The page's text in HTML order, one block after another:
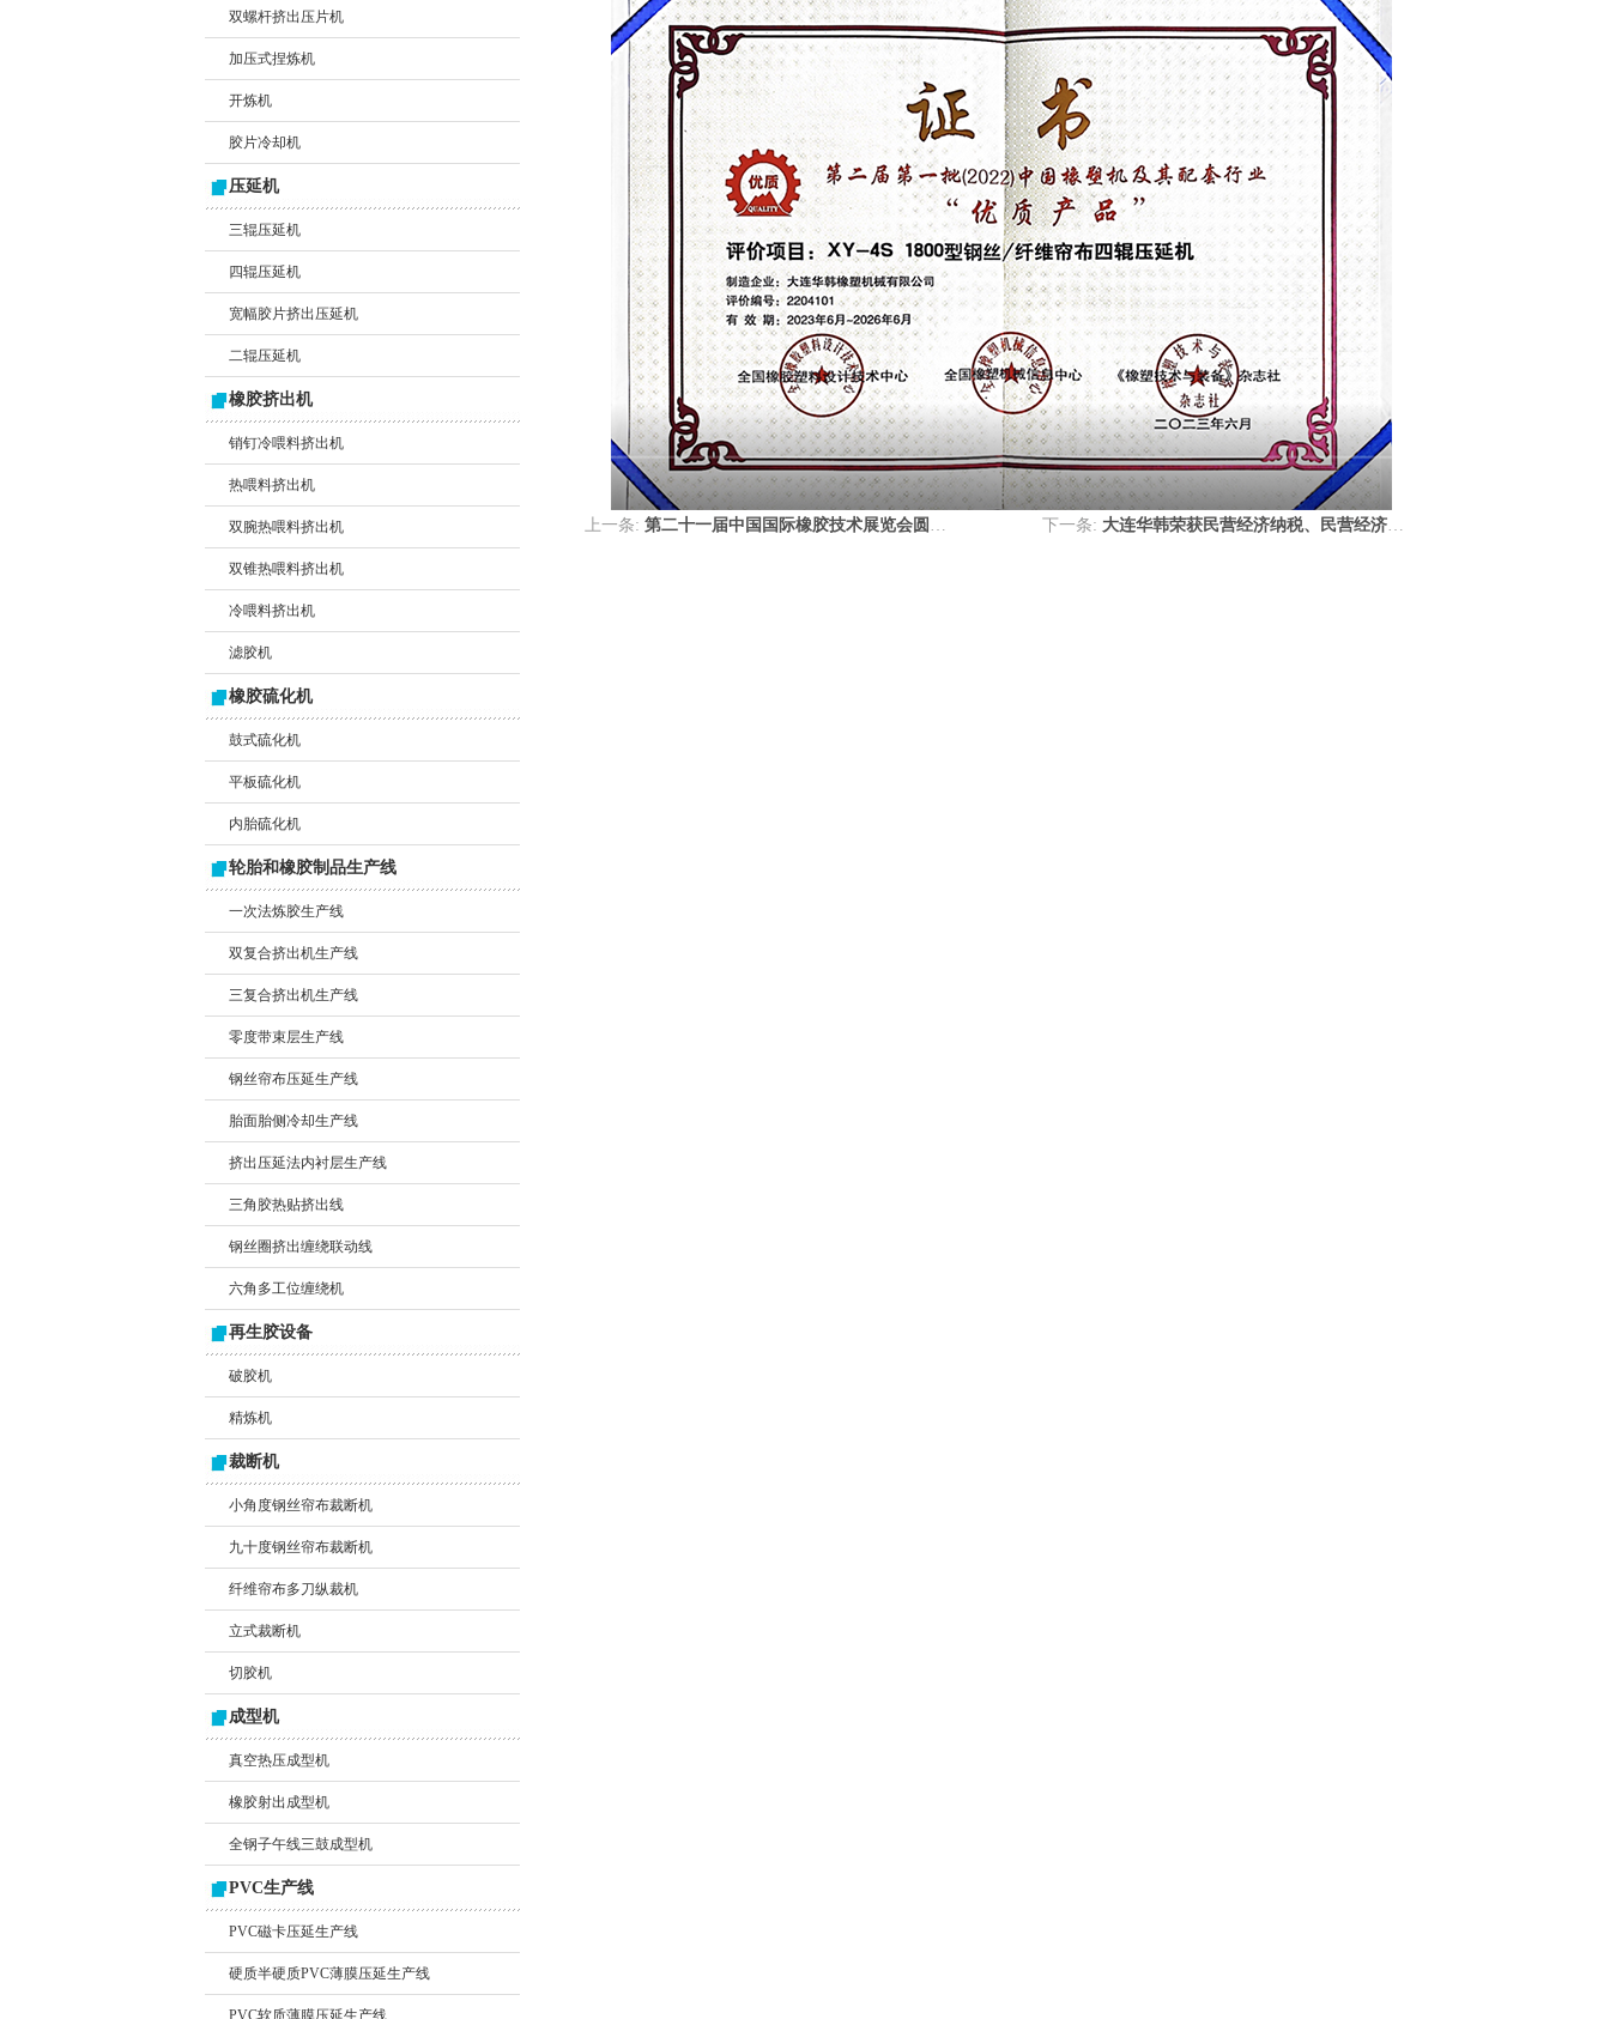
双螺杆挤出压片机
加压式捏炼机
开炼机
胶片冷却机
压延机
三辊压延机
四辊压延机
宽幅胶片挤出压延机
二辊压延机
橡胶挤出机
销钉冷喂料挤出机
热喂料挤出机
双腕热喂料挤出机
双锥热喂料挤出机
冷喂料挤出机
滤胶机
橡胶硫化机
鼓式硫化机
平板硫化机
内胎硫化机
轮胎和橡胶制品生产线
一次法炼胶生产线
双复合挤出机生产线
三复合挤出机生产线
零度带束层生产线
钢丝帘布压延生产线
胎面胎侧冷却生产线
挤出压延法内衬层生产线
三角胶热贴挤出线
钢丝圈挤出缠绕联动线
六角多工位缠绕机
再生胶设备
破胶机
精炼机
裁断机
小角度钢丝帘布裁断机
九十度钢丝帘布裁断机
纤维帘布多刀纵裁机
立式裁断机
切胶机
成型机
真空热压成型机
橡胶射出成型机
全钢子午线三鼓成型机
PVC生产线
PVC磁卡压延生产线
硬质半硬质PVC薄膜压延生产线
PVC软质薄膜压延生产线
上一条: 第二十一届中国国际橡胶技术展览会圆满收官 下一条: 大连华韩荣获民营经济纳税、民营经济科研投入20强2个奖项